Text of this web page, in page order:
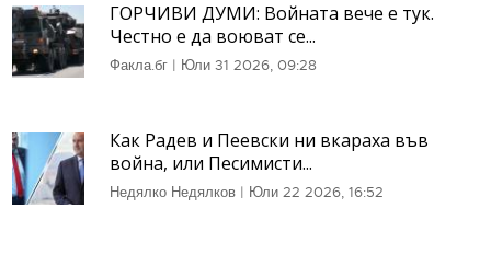
ГОРЧИВИ ДУМИ: Войната вече е тук.
Честно е да воюват се...
Факла.бг | Юли 31 2026, 09:28
Как Радев и Пеевски ни вкараха във
война, или Песимисти...
Недялко Недялков | Юли 22 2026, 16:52